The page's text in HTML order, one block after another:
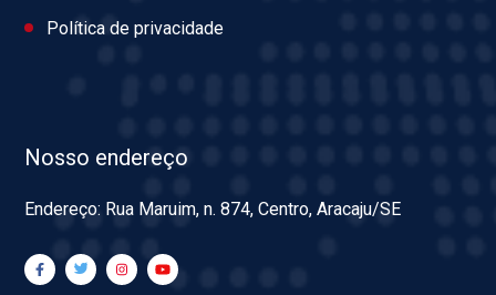
Política de privacidade
Nosso endereço
Endereço: Rua Maruim, n. 874, Centro, Aracaju/SE